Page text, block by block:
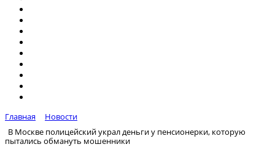
Главная
Новости
В Москве полицейский украл деньги у пенсионерки, которую
пытались обмануть мошенники